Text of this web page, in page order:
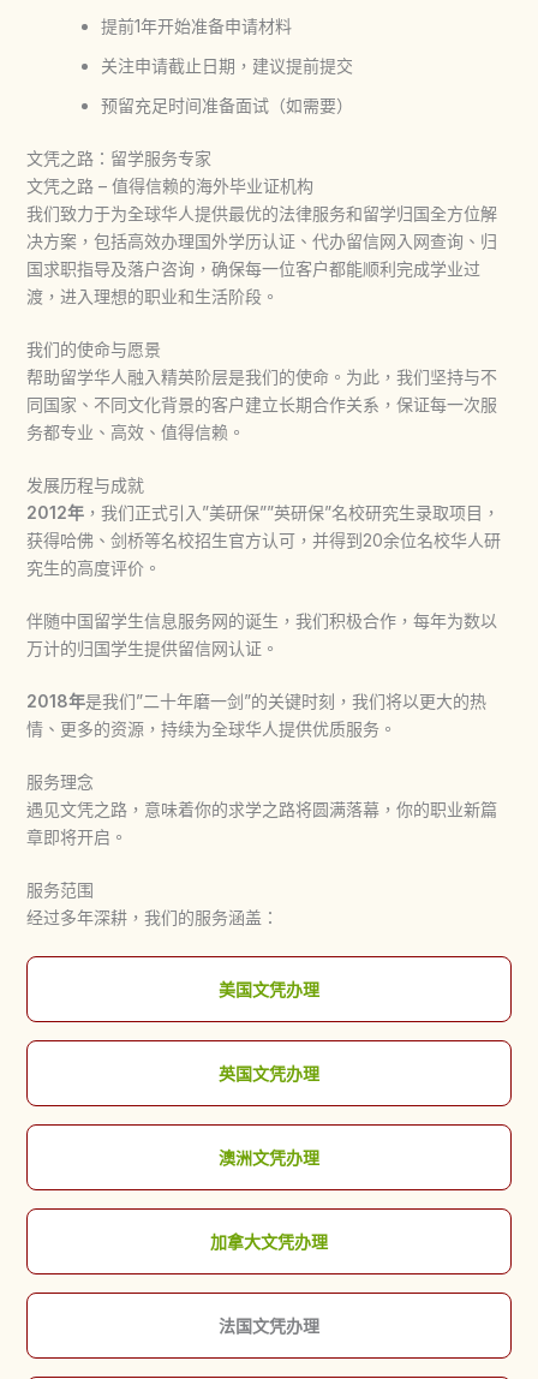
提前1年开始准备申请材料
关注申请截止日期，建议提前提交
预留充足时间准备面试（如需要）
文凭之路：留学服务专家
文凭之路 – 值得信赖的海外毕业证机构
我们致力于为全球华人提供最优的法律服务和留学归国全方位解
决方案，包括高效办理国外学历认证、代办留信网入网查询、归
国求职指导及落户咨询，确保每一位客户都能顺利完成学业过
渡，进入理想的职业和生活阶段。
我们的使命与愿景
帮助留学华人融入精英阶层是我们的使命。为此，我们坚持与不
同国家、不同文化背景的客户建立长期合作关系，保证每一次服
务都专业、高效、值得信赖。
发展历程与成就
2012年，我们正式引入”美研保””英研保”名校研究生录取项目，
获得哈佛、剑桥等名校招生官方认可，并得到20余位名校华人研
究生的高度评价。
伴随中国留学生信息服务网的诞生，我们积极合作，每年为数以
万计的归国学生提供留信网认证。
2018年是我们”二十年磨一剑”的关键时刻，我们将以更大的热
情、更多的资源，持续为全球华人提供优质服务。
服务理念
遇见文凭之路，意味着你的求学之路将圆满落幕，你的职业新篇
章即将开启。
服务范围
经过多年深耕，我们的服务涵盖：
美国文凭办理
英国文凭办理
澳洲文凭办理
加拿大文凭办理
法国文凭办理